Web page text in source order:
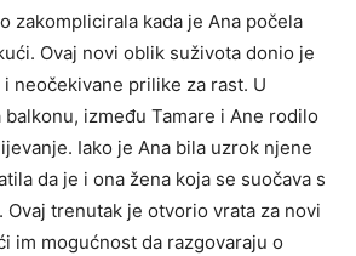
zakomplicirala kada je Ana počela
Ovaj novi oblik suživota donio je
neočekivane prilike za rast. U
između Tamare i Ane rodilo
Iako je Ana bila uzrok njene
da je i ona žena koja se suočava s
Ovaj trenutak je otvorio vrata za novi
im mogućnost da razgovaraju o